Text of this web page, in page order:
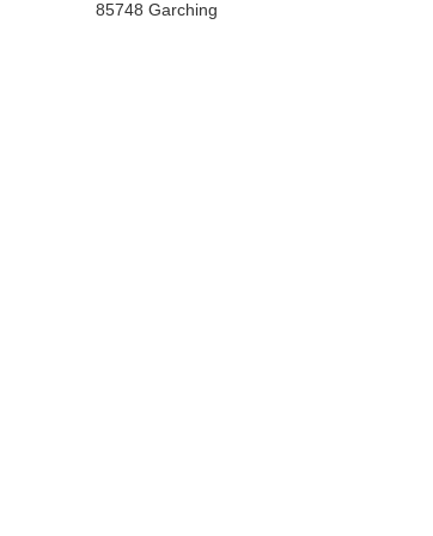
85748 Garching